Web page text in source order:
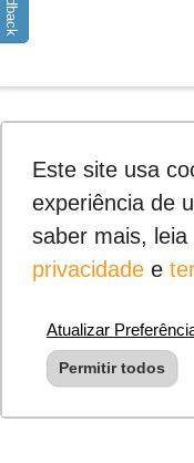
Este site usa
experiência de
saber mais, leia
privacidadee
Atualizar
Permitir todos